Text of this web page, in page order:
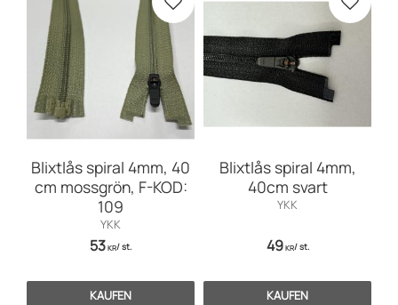
Blixtlås spiral 4mm, 40
cm mossgrön, F-KOD:
109
YKK
53KR/st.
Zu Favoriten hinzufügen
KAUFEN
Blixtlås spiral 4mm,
40cm svart
YKK
49KR/st.
Zu
KAUFEN